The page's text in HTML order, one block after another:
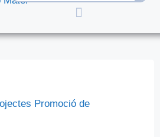
Promoció de